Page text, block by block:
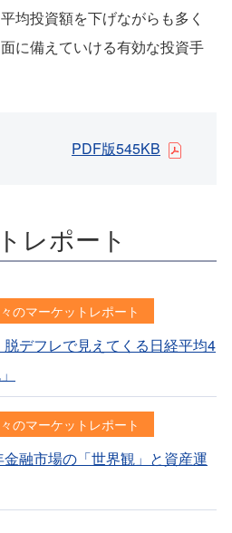
均投資額を下げながらも多く
に備えていける有効な投資手
PDF版545KB
レポート
のマーケットレポート
デフレで見えてくる日経平均4
のマーケットレポート
融市場の「世界観」と資産運